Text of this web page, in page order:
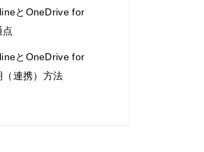
とOneDrive for
点
とOneDrive for
連携）方法